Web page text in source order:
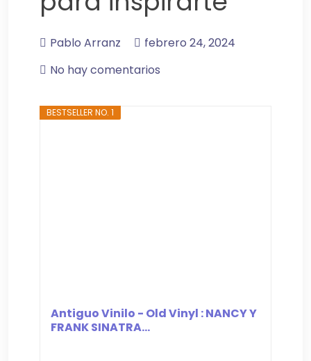
Pablo Arranz
febrero 24, 2024
No hay comentarios
BESTSELLER NO. 1
Antiguo Vinilo - Old Vinyl : NANCY Y
FRANK SINATRA...